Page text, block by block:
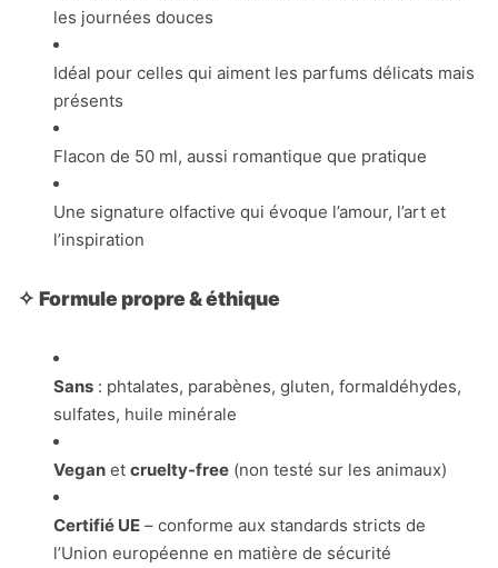
les journées douces
Idéal pour celles qui aiment les parfums délicats mais
présents
Flacon de 50 ml, aussi romantique que pratique
Une signature olfactive qui évoque l’amour, l’art et
l’inspiration
✧ Formule propre & éthique
Sans : phtalates, parabènes, gluten, formaldéhydes,
sulfates, huile minérale
Vegan et cruelty-free (non testé sur les animaux)
Certifié UE – conforme aux standards stricts de
l’Union européenne en matière de sécurité